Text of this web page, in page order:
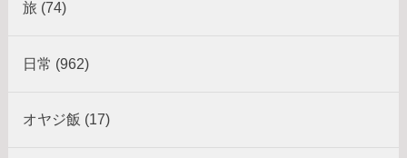
旅 (74)
日常 (962)
オヤジ飯 (17)